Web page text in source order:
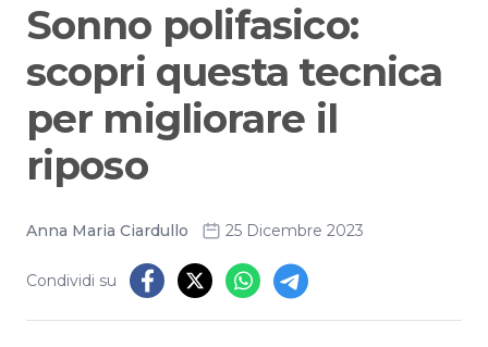
Sonno polifasico:
scopri questa tecnica
per migliorare il
riposo
Anna Maria Ciardullo 25 Dicembre 2023
Condividi su